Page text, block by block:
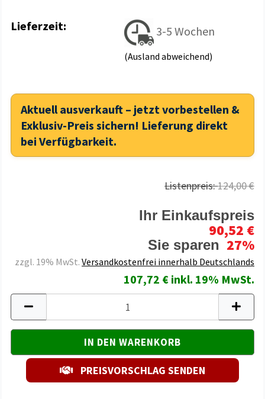
Lieferzeit: 3-5 Wochen
(Ausland abweichend)
Aktuell ausverkauft – jetzt vorbestellen &
Exklusiv-Preis sichern! Lieferung direkt
bei Verfügbarkeit.
Listenpreis:124,00 €
Ihr Einkaufspreis
90,52 €
Sie sparen 27%
zzgl. 19% MwSt. Versandkostenfrei innerhalb Deutschlands
107,72 € inkl. 19% MwSt.
PREISVORSCHLAG SENDEN